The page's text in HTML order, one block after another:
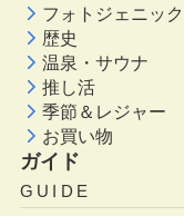
フォトジェニック
歴史
温泉・サウナ
推し活
季節＆レジャー
お買い物
ガイド
GUIDE